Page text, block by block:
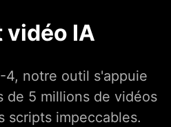
vidéo IA
4, notre outil s'appuie
de 5 millions de vidéos
scripts impeccables.